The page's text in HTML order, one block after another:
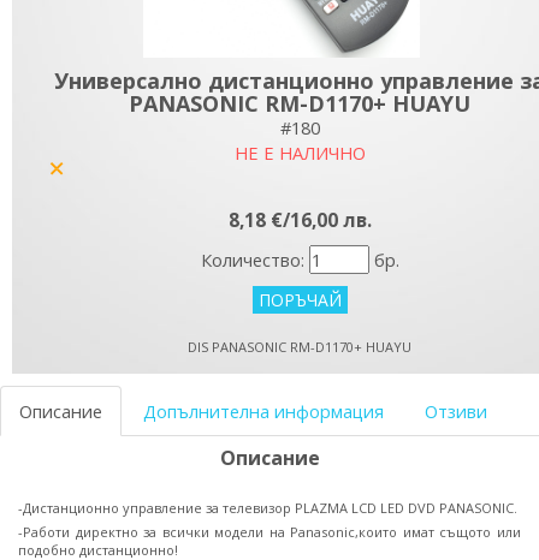
Универсално дистанционно управление
PANASONIC RM-D1170+ HUAYU
#180
НЕ Е НАЛИЧНО
8,18 €/16,00 лв.
Количество: бр.
DIS PANASONIC RM-D1170+ HUAYU
Описание Допълнителна информация Отзиви
Описание
-Дистанционно управление за телевизор PLAZMA LCD LED DVD PANASONIC.
-Работи директно за всички модели на Panasonic,които имат същото или
подобно дистанционно!